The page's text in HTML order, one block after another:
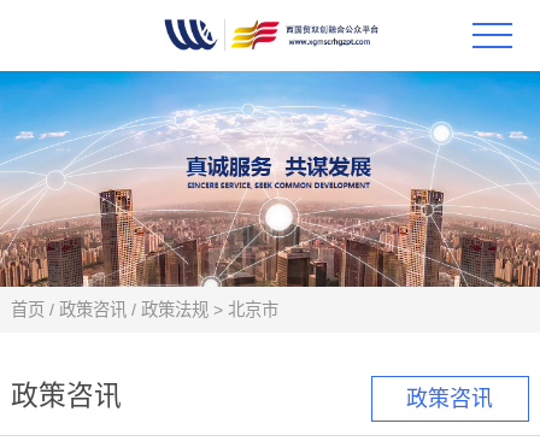
首页
政策
科技
合作
政策咨讯
首页 / 政策咨讯 / 政策法规> 北京市
政策咨讯